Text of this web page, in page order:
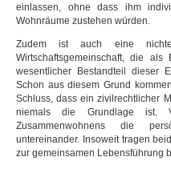
einlassen, ohne dass ihm
Wohnräume zustehen würden.
Zudem ist auch eine
Wirtschaftsgemeinschaft, die
wesentlicher Bestandteil dieser
Schon aus diesem Grund
Schluss, dass ein zivilrechtlicher
niemals die Grundlage ist.
Zusammenwohnens die
untereinander. Insoweit tragen
zur gemeinsamen Lebensführung